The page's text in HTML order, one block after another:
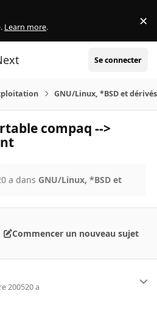
Learn more. ×
Se connecter
GNU/Linux, *BSD et
compaq -->
a dans GNU/Linux, *BSD et
Commencer un nouveau sujet
200520 a